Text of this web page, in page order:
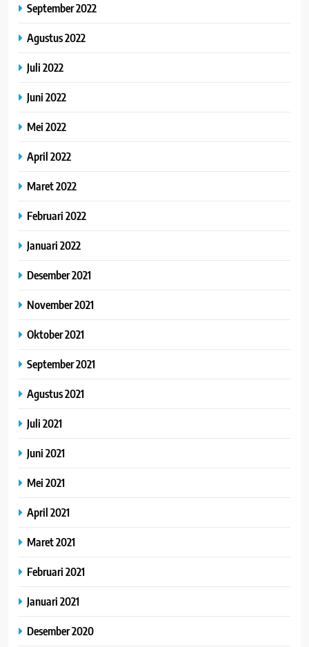
September 2022
Agustus 2022
Juli 2022
Juni 2022
Mei 2022
April 2022
Maret 2022
Februari 2022
Januari 2022
Desember 2021
November 2021
Oktober 2021
September 2021
Agustus 2021
Juli 2021
Juni 2021
Mei 2021
April 2021
Maret 2021
Februari 2021
Januari 2021
Desember 2020